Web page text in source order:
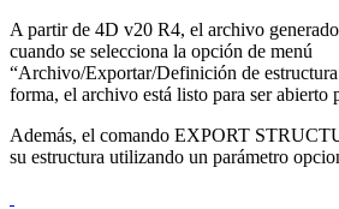
A partir de 4D v20 R4, el archivo
cuando se selecciona la opción de menú
“Archivo/Exportar/Definición de
forma, el archivo está listo para ser abierto
Además, el comando EXPORT
su estructura utilizando un parámetro